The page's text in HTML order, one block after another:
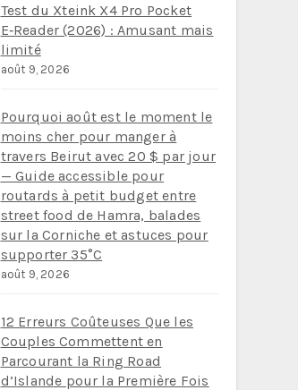
Test du Xteink X4 Pro Pocket
E‑Reader (2026) : Amusant mais
limité
août 9, 2026
Pourquoi août est le moment le
moins cher pour manger à
travers Beirut avec 20 $ par jour
— Guide accessible pour
routards à petit budget entre
street food de Hamra, balades
sur la Corniche et astuces pour
supporter 35°C
août 9, 2026
12 Erreurs Coûteuses Que les
Couples Commettent en
Parcourant la Ring Road
d’Islande pour la Première Fois